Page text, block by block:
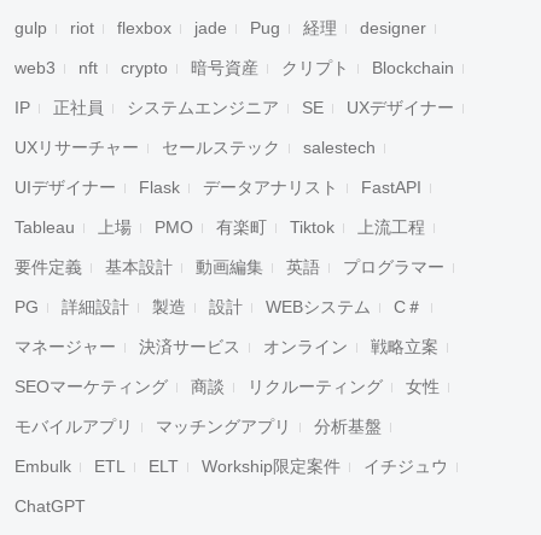
gulp riot flexbox jade Pug 経理 designer
web3 nft crypto 暗号資産 クリプト Blockchain
IP 正社員 システムエンジニア SE UXデザイナー
UXリサーチャー セールステック salestech
UIデザイナー Flask データアナリスト FastAPI
Tableau 上場 PMO 有楽町 Tiktok 上流工程
要件定義 基本設計 動画編集 英語 プログラマー
PG 詳細設計 製造 設計 WEBシステム C＃
マネージャー 決済サービス オンライン 戦略立案
SEOマーケティング 商談 リクルーティング 女性
モバイルアプリ マッチングアプリ 分析基盤
Embulk ETL ELT Workship限定案件 イチジュウ
ChatGPT